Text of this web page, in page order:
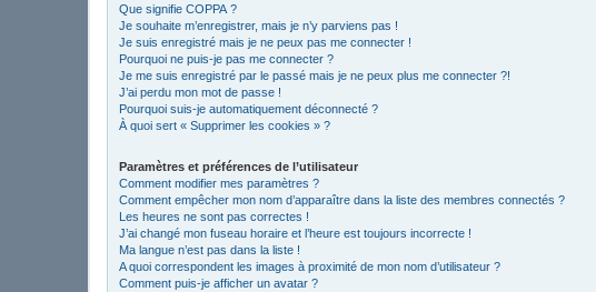
Que signifie COPPA ?
Je souhaite m’enregistrer, mais je n’y parviens pas !
Je suis enregistré mais je ne peux pas me connecter !
Pourquoi ne puis-je pas me connecter ?
Je me suis enregistré par le passé mais je ne peux plus me connecter ?!
J’ai perdu mon mot de passe !
Pourquoi suis-je automatiquement déconnecté ?
À quoi sert « Supprimer les cookies » ?
Paramètres et préférences de l’utilisateur
Comment modifier mes paramètres ?
Comment empêcher mon nom d’apparaître dans la liste des membres connectés ?
Les heures ne sont pas correctes !
J’ai changé mon fuseau horaire et l’heure est toujours incorrecte !
Ma langue n’est pas dans la liste !
A quoi correspondent les images à proximité de mon nom d’utilisateur ?
Comment puis-je afficher un avatar ?